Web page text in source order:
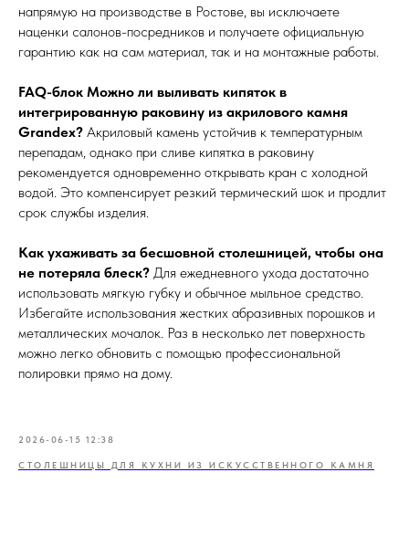
напрямую на производстве в Ростове, вы исключаете
наценки салонов-посредников и получаете официальную
гарантию как на сам материал, так и на монтажные работы.
FAQ-блок Можно ли выливать кипяток в
интегрированную раковину из акрилового камня
Grandex? Акриловый камень устойчив к температурным
перепадам, однако при сливе кипятка в раковину
рекомендуется одновременно открывать кран с холодной
водой. Это компенсирует резкий термический шок и продлит
срок службы изделия.
Как ухаживать за бесшовной столешницей, чтобы она
не потеряла блеск? Для ежедневного ухода достаточно
использовать мягкую губку и обычное мыльное средство.
Избегайте использования жестких абразивных порошков и
металлических мочалок. Раз в несколько лет поверхность
можно легко обновить с помощью профессиональной
полировки прямо на дому.
2026-06-15 12:38
СТОЛЕШНИЦЫ ДЛЯ КУХНИ ИЗ ИСКУССТВЕННОГО КАМНЯ